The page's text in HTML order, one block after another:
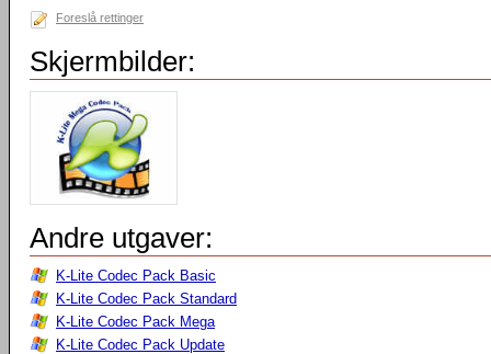
Foreslå rettinger
Skjermbilder:
Andre utgaver:
K-Lite Codec Pack Basic
K-Lite Codec Pack Standard
K-Lite Codec Pack Mega
K-Lite Codec Pack Update